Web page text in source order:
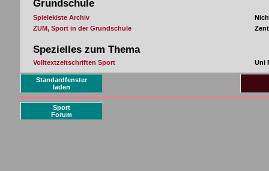
Standardfenster
laden
Sport
Forum